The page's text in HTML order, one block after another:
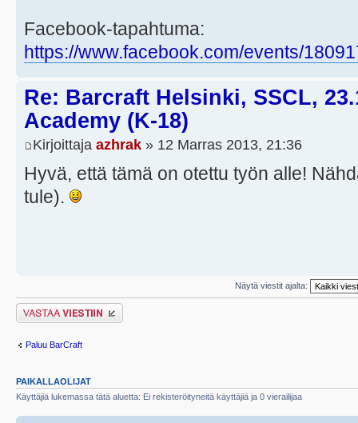
Facebook-tapahtuma:
https://www.facebook.com/events/
Re: Barcraft Helsinki, SSCL,
Academy (K-18)
Kirjoittaja azhrak » 12 Marras 2013, 21:36
Hyvä, että tämä on otettu työn alle!
tule).
Näytä viestit ajalta:
Lähetä vastaus
Paluu BarCraft
PAIKALLAOLIJAT
Käyttäjiä lukemassa tätä aluetta: Ei rekisteröityneitä käyttäjiä ja 0 vierailijaa